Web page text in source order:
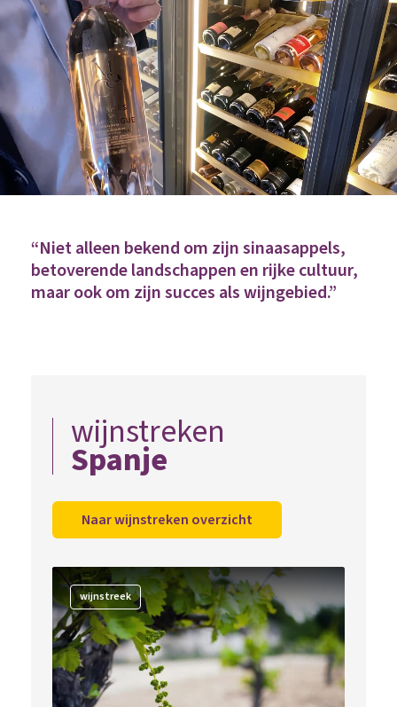
“Niet alleen bekend om zijn sinaasappels,
betoverende landschappen en rijke cultuur,
maar ook om zijn succes als wijngebied.”
wijnstreken
Spanje
Naar wijnstreken overzicht
wijnstreek